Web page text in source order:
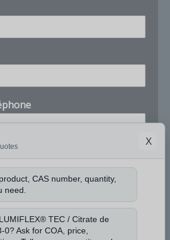
le numéro CAS et la quantité
?*
X
CAS number, quantity,
need.
TEC / Citrate de
Ask for COA, price,